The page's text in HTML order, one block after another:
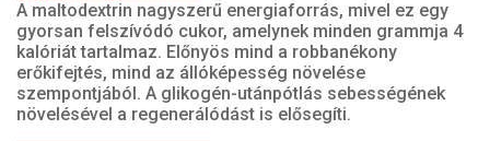
A maltodextrin nagyszerű energiaforrás, mivel ez egy
gyorsan felszívódó cukor, amelynek minden grammja 4
kalóriát tartalmaz. Előnyös mind a robbanékony
erőkifejtés, mind az állóképesség növelése
szempontjából. A glikogén-utánpótlás sebességének
növelésével a regenerálódást is elősegíti.